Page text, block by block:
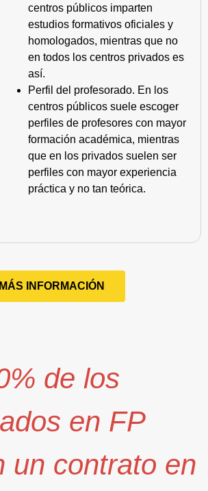
centros públicos imparten
estudios formativos oficiales y
homologados, mientras que no
en todos los centros privados es
así.
Perfil del profesorado. En los
centros públicos suele escoger
perfiles de profesores con mayor
formación académica, mientras
que en los privados suelen ser
perfiles con mayor experiencia
práctica y no tan teórica.
MÁS INFORMACIÓN
de los
en FP
un contrato en